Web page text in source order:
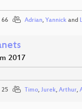
66 Adrian, Yannickand
2017
25 Timo, Jurek, Arthur,